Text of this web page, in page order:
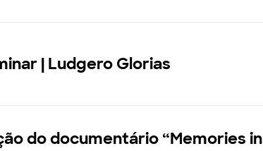
| Ludgero Glorias
do documentário “Memories in